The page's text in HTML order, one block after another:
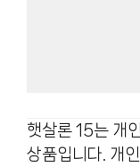
햇살론 15는 개
상품입니다. 개